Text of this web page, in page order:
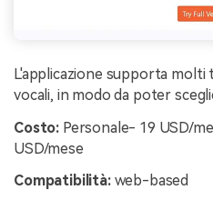
L'applicazione supporta molti
vocali, in modo da poter
Costo: Personale- 19 USD/
USD/mese
Compatibilità: web-based